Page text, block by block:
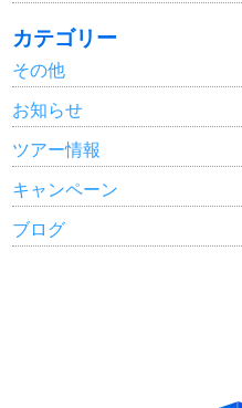
カテゴリー
その他
お知らせ
ツアー情報
キャンペーン
ブログ